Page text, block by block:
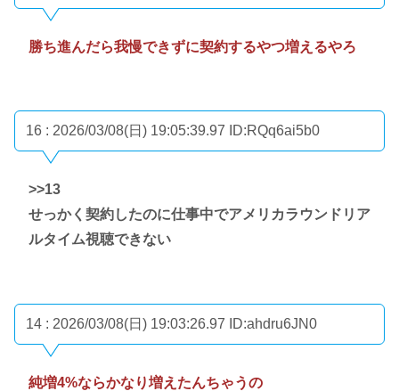
勝ち進んだら我慢できずに契約するやつ増えるやろ
16 : 2026/03/08(日) 19:05:39.97 ID:RQq6ai5b0
>>13
せっかく契約したのに仕事中でアメリカラウンドリア
ルタイム視聴できない
14 : 2026/03/08(日) 19:03:26.97 ID:ahdru6JN0
純増4%ならかなり増えたんちゃうの